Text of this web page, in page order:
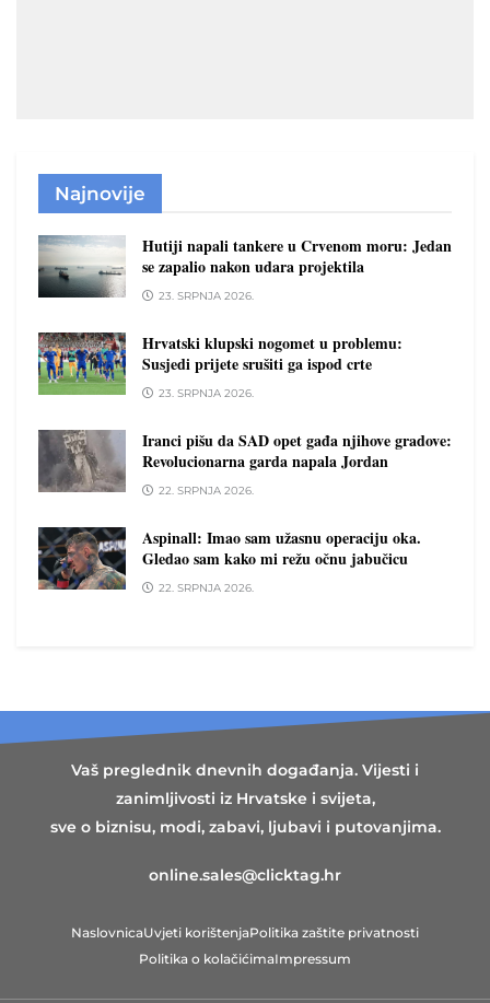
Najnovije
Hutiji napali tankere u Crvenom moru: Jedan
se zapalio nakon udara projektila
23. SRPNJA 2026.
Hrvatski klupski nogomet u problemu:
Susjedi prijete srušiti ga ispod crte
23. SRPNJA 2026.
Iranci pišu da SAD opet gađa njihove gradove:
Revolucionarna garda napala Jordan
22. SRPNJA 2026.
Aspinall: Imao sam užasnu operaciju oka.
Gledao sam kako mi režu očnu jabučicu
22. SRPNJA 2026.
Vaš preglednik dnevnih događanja. Vijesti i
zanimljivosti iz Hrvatske i svijeta,
sve o biznisu, modi, zabavi, ljubavi i putovanjima.
online.sales@clicktag.hr
NaslovnicaUvjeti korištenjaPolitika zaštite privatnosti
Politika o kolačićimaImpressum